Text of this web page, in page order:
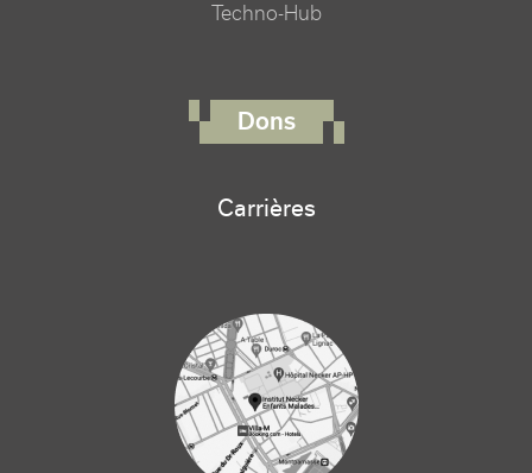
Techno-Hub
Dons
Carrières